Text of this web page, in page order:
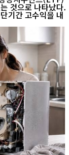
것으로 나타났다.
기간 고수익을 내